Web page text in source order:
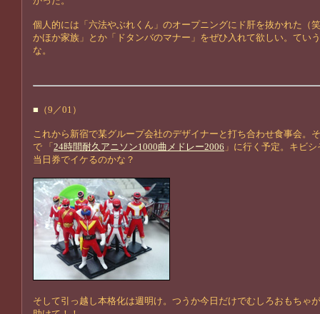
個人的には「六法やぶれくん」のオープニングにド肝を抜かれた（
かほか家族」とか「ドタンバのマナー」をぜひ入れて欲しい。てい
な。
■ （9／01）
これから新宿で某グループ会社のデザイナーと打ち合わせ食事会。
で 「 24時間耐久アニソン1000曲メドレー2006 」に行く予定。キビ
当日券でイケるのかな？
そして引っ越し本格化は週明け。つうか今日だけでむしろおもちゃ